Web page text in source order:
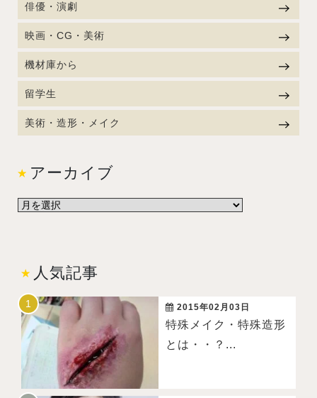
俳優・演劇
映画・CG・美術
機材庫から
留学生
美術・造形・メイク
アーカイブ
人気記事
2015年02月03日
特殊メイク・特殊造形
とは・・？...